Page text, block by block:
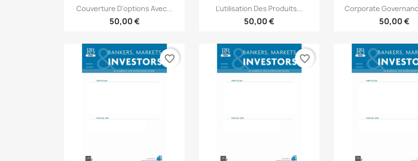
Aperçu rapide
Couverture D'options Avec...
50,00 €
Aperçu rapide
L'utilisation Des Produits...
50,00 €
Aperçu
Corporate
50,00 €
favorite_border favorite_border